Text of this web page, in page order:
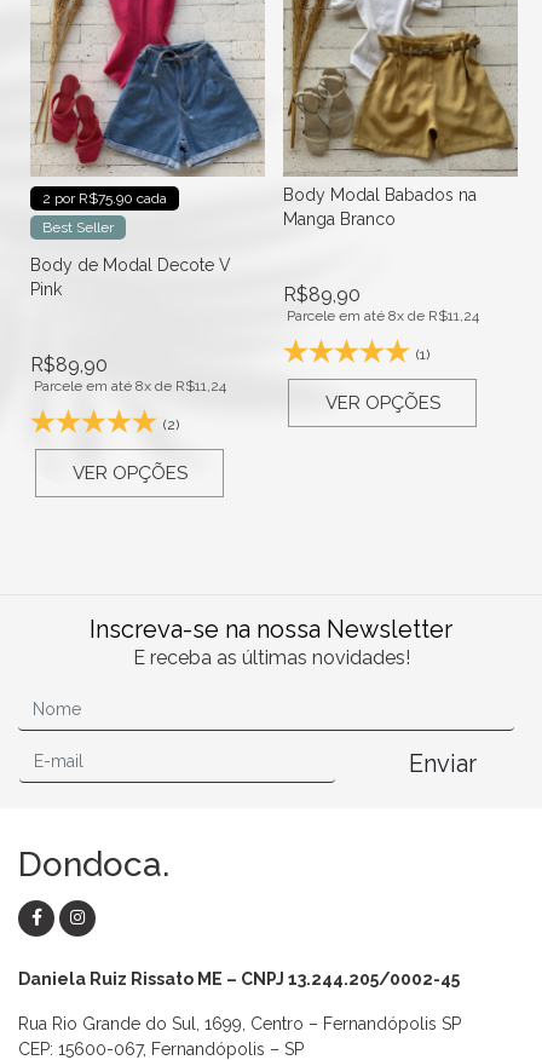
2 por R$75.90 cada
Best Seller
Body de Modal Decote V
Pink
R$89,90
Parcele em até 8x de R$11,24
(2)
VER OPÇÕES
Body Modal Babados na
Manga Branco
R$89,90
Parcele em até 8x de R$11,24
(1)
VER OPÇÕES
Inscreva-se na nossa Newsletter
E receba as últimas novidades!
Enviar
Dondoca.
Daniela Ruiz Rissato ME – CNPJ 13.244.205/0002-45
Rua Rio Grande do Sul, 1699, Centro – Fernandópolis SP
CEP: 15600-067, Fernandópolis – SP